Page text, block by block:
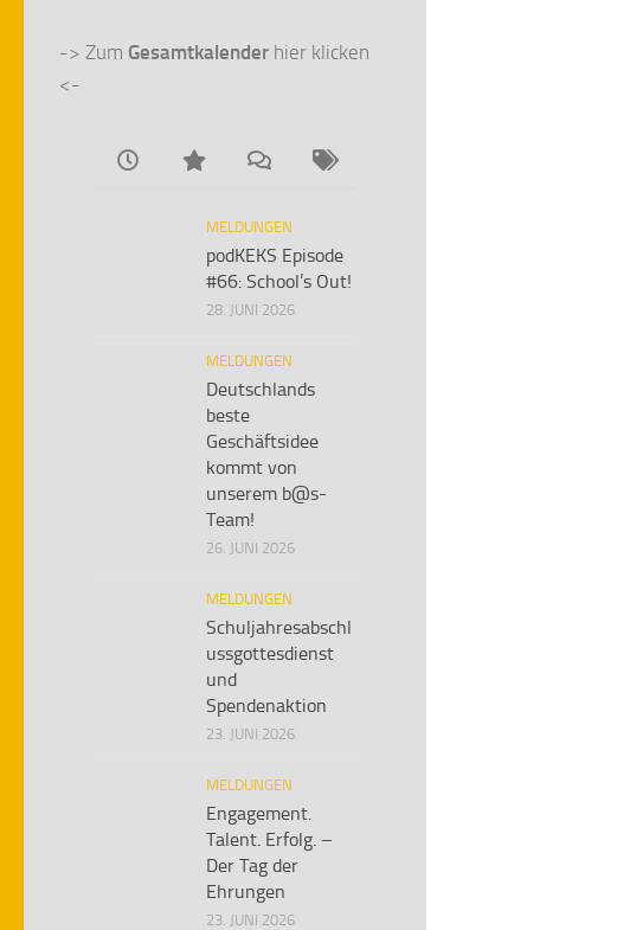
-> Zum Gesamtkalender hier klicken
<-
MELDUNGEN
podKEKS Episode
#66: School’s Out!
28. JUNI 2026
MELDUNGEN
Deutschlands
beste
Geschäftsidee
kommt von
unserem b@s-
Team!
26. JUNI 2026
MELDUNGEN
Schuljahresabschl
ussgottesdienst
und
Spendenaktion
23. JUNI 2026
MELDUNGEN
Engagement.
Talent. Erfolg. –
Der Tag der
Ehrungen
23. JUNI 2026